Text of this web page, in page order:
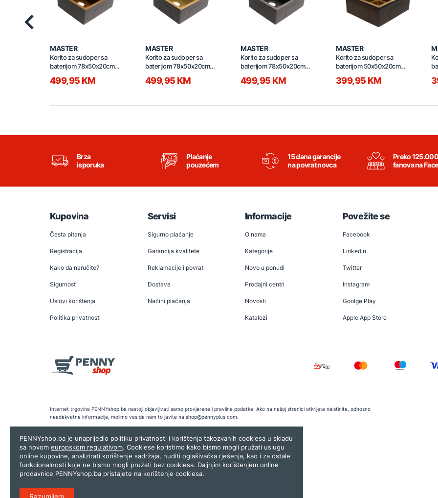
MASTER
Korito za sudoper sa
baterijom 78x50x20cm
SUS304 D7850H-C bakar
499,95 KM
MASTER
Korito za sudoper sa
baterijom 78x50x20cm
SUS304 D7850H-G
499,95 KM
MASTER
Korito za sudoper sa
baterijom 78x50x20cm
SUS304 D7850H-B crno
499,95 KM
MASTER
Korito za sudoper sa
baterijom 50x50x20cm
SUS304 D5050H-G zlatno
399,95 KM
Brza
isporuka
Plaćanje
pouzećem
15 dana garancije
na povrat novca
Preko 125.000
fanova na
Kupovina
Česta pitanja
Registracija
Kako da naručite?
Sigurnost
Uslovi korištenja
Politika privatnosti
Servisi
Sigurno plaćanje
Garancija kvalitete
Reklamacije i povrat
Dostava
Načini plaćanja
Informacije
O nama
Kategorije
Novo u ponudi
Prodajni centri
Novosti
Katalozi
Povežite se
Facebook
Linkedin
Twitter
Instagram
Goolge Play
Apple App Store
Internet trgovina PENNYshop.ba nastoji objavljivati samo provjerene i pravilne podatke. Ako na našoj stranici otkrijete neistinite, odnosno
neadekvatne informacije, molimo vas da nam to javite na shop@pennyplus.com.
Copyright © 2026.Penny plus d.o.o. Sarajevo.Dizajn i programiranje:Lampa.ba
PENNYshop.ba je unaprijedio politiku privatnosti i korištenja takozvanih cookiesa u skladu
sa novom europskom regulativom. Cookiese koristimo kako bismo mogli pružati uslugu
online kupovine, analizirati korištenje sadržaja, nuditi oglašivačka rješenja, kao i za ostale
funkcionalnosti koje ne bismo mogli pružati bez cookiesa. Daljnjim korištenjem online
prodavnice PENNYshop.ba pristajete na korištenje cookiesa.
Razumijem